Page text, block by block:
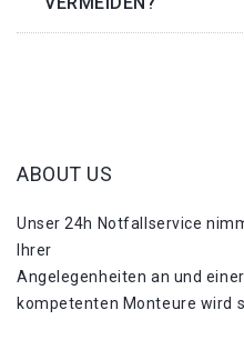
ABOUT US
Unser 24h Notfallservice
Ihrer
Angelegenheiten an und
kompetenten Monteure wird